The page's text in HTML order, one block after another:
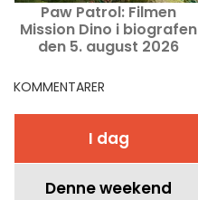
Paw Patrol: Filmen
Mission Dino i biografen
den 5. august 2026
KOMMENTARER
I dag
Denne weekend